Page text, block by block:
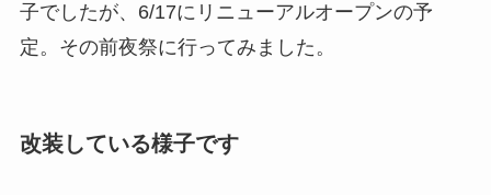
子でしたが、6/17にリニューアルオープンの予
定。その前夜祭に行ってみました。
改装している様子です